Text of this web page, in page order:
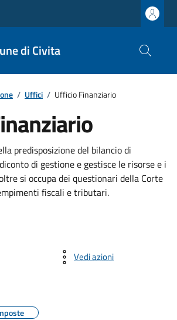
di Civita
/ Uffici / Ufficio Finanziario
predisposizione del bilancio di
di gestione e gestisce le risorse e i
si occupa dei questionari della Corte
fiscali e tributari.
Vedi azioni